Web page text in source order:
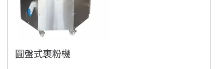
圓盤式裹粉機